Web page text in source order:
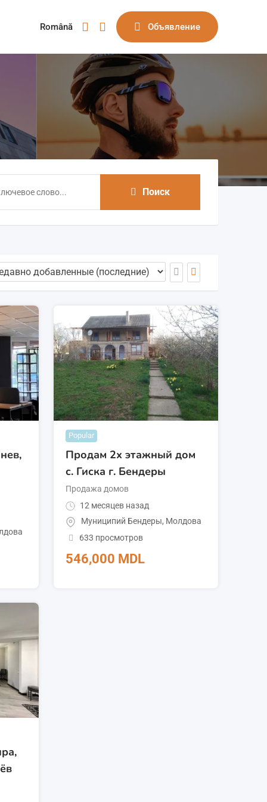
Română Объявление
Поиск
Popular
Продам 2х этажный дом
с. Гиска г. Бендеры
Продажа домов
12 месяцев назад
Муниципий Бендеры, Молдова
633 просмотров
546,000 MDL